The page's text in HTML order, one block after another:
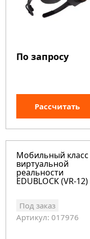
По запросу
Рассчитать
Мобильный класс
виртуальной
реальности
EDUBLOCK (VR-12)
Под заказ
Артикул: 017976